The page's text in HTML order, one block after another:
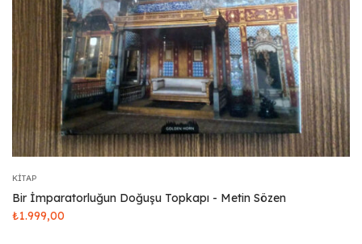
KITAP
Bir İmparatorluğun Doğuşu Topkapı - Metin Sözen
₺1.999,00